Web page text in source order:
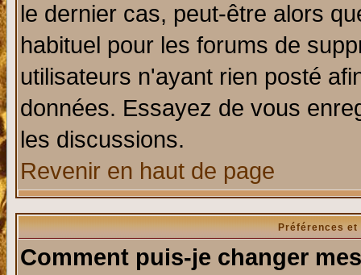
le dernier cas, peut-être alors
habituel pour les forums de
utilisateurs n'ayant rien posté
données. Essayez de vous
les discussions.
Revenir en haut de page
Préférences
Comment puis-je changer